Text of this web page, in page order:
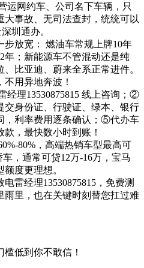
运网约车、公司名下车辆，只
事故、无司法查封，统统可以
圳通办。
步放宽‌： 燃油车常规上牌10年
年；新能源车不管混动还是纯
比亚迪、蔚来全系正常进件。
用异地奔波！
理13530875815 线上咨询；②
身份证、行驶证、绿本、银行
，利率费用逐条确认；⑤代办车
，最快数小时到账！
80%，高端热销车型最高可
，通常可贷12万-16万，宝马
度更理想。
雷经理13530875815‌，免费测
雨里，也在关键时刻替您扛过难
低到你不敢信！